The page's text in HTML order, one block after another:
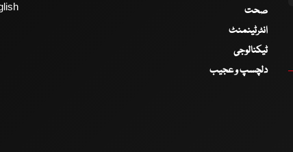
صحت
انٹرٹینمنٹ
ٹیکنالوجی
دلچسپ و عجیب